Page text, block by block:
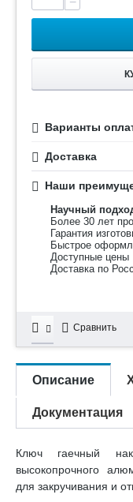
Варианты
Доставка
Наши
Научный
Более 30 лет
Гарантия
Быстрое
Доступные цены
Доставка по
Сравнить
Описание
Документация
Ключ гаечный
высокопрочного
для закручивания и